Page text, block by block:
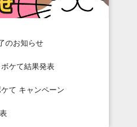
のお知らせ
ケて結果発表
て キャンペーン